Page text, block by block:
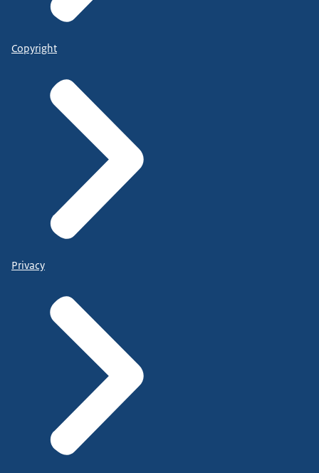
Copyright
Privacy